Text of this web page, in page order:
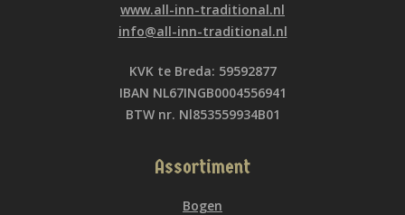
www.all-inn-traditional.nl
info@all-inn-traditional.nl
KVK te Breda: 59592877
IBAN NL67INGB0004556941
BTW nr. Nl853559934B01
Assortiment
Bogen